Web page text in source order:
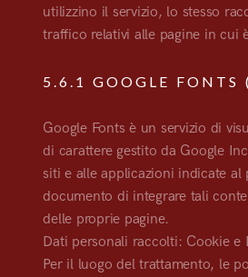
utilizzino il servizio, lo stesso
traffico relativi alle pagine in cui
5.6.1 GOOGLE FONTS
Google Fonts è un servizio di
di carattere gestito da Google
siti e alle applicazioni indicate al
documento di integrare tali
delle proprie pagine.
Dati personali raccolti: Cookie e
Per il luogo del trattamento, le